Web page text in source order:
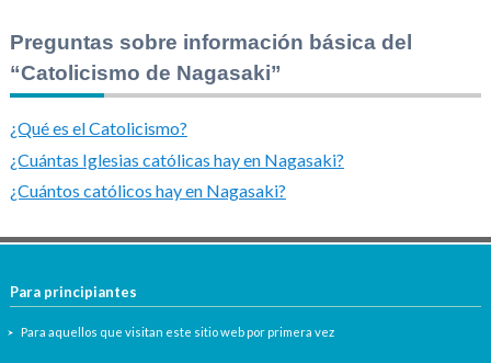
Preguntas sobre información básica del
“Catolicismo de Nagasaki”
¿Qué es el Catolicismo?
¿Cuántas Iglesias católicas hay en Nagasaki?
¿Cuántos católicos hay en Nagasaki?
Para principiantes
Para aquellos que visitan este sitio web por primera vez